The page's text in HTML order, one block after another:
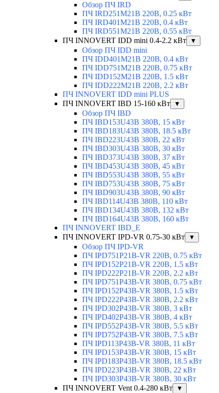
Обзор ПЧ IRD
ПЧ IRD251M21B 220В, 0.25 кВт
ПЧ IRD401M21B 220В, 0.4 кВт
ПЧ IRD551M21B 220В, 0.55 кВт
ПЧ INNOVERT IDD mini 0.4-2.2 кВт
▼
Обзор ПЧ IDD mini
ПЧ IDD401M21B 220В, 0.4 кВт
ПЧ IDD751M21B 220В, 0.75 кВт
ПЧ IDD152M21B 220В, 1.5 кВт
ПЧ IDD222M21B 220В, 2.2 кВт
ПЧ INNOVERT IDD mini PLUS
ПЧ INNOVERT IBD 15-160 кВт
▼
Обзор ПЧ IBD
ПЧ IBD153U43B 380В, 15 кВт
ПЧ IBD183U43B 380В, 18.5 кВт
ПЧ IBD223U43B 380В, 22 кВт
ПЧ IBD303U43B 380В, 30 кВт
ПЧ IBD373U43B 380В, 37 кВт
ПЧ IBD453U43B 380В, 45 кВт
ПЧ IBD553U43B 380В, 55 кВт
ПЧ IBD753U43B 380В, 75 кВт
ПЧ IBD903U43B 380В, 90 кВт
ПЧ IBD114U43B 380В, 110 кВт
ПЧ IBD134U43B 380В, 132 кВт
ПЧ IBD164U43B 380В, 160 кВт
ПЧ INNOVERT IBD_E
ПЧ INNOVERT IPD-VR 0.75-30 кВт
▼
Обзор ПЧ IPD-VR
ПЧ IPD751P21B-VR 220В, 0.75 кВт
ПЧ IPD152P21B-VR 220В, 1.5 кВт
ПЧ IPD222P21B-VR 220В, 2.2 кВт
ПЧ IPD751P43B-VR 380В, 0.75 кВт
ПЧ IPD152P43B-VR 380В, 1.5 кВт
ПЧ IPD222P43B-VR 380В, 2.2 кВт
ПЧ IPD302P43B-VR 380В, 3 кВт
ПЧ IPD402P43B-VR 380В, 4 кВт
ПЧ IPD552P43B-VR 380В, 5.5 кВт
ПЧ IPD752P43B-VR 380В, 7.5 кВт
ПЧ IPD113P43B-VR 380В, 11 кВт
ПЧ IPD153P43B-VR 380В, 15 кВт
ПЧ IPD183P43B-VR 380В, 18.5 кВт
ПЧ IPD223P43B-VR 380В, 22 кВт
ПЧ IPD303P43B-VR 380В, 30 кВт
ПЧ INNOVERT Vent 0.4-280 кВт
▼